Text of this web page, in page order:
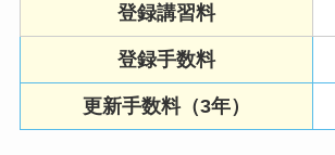
登録講習料
登録手数料
更新手数料（3年）